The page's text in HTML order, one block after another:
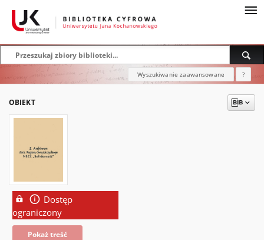
Wyszukiwanie zaawansowane ?
OBIEKT
Dostęp
ograniczony
Pokaż treść